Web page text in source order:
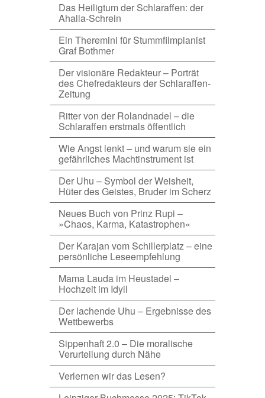
Das Heiligtum der Schlaraffen: der
Ahalla-Schrein
Ein Theremini für Stummfilmpianist
Graf Bothmer
Der visionäre Redakteur – Porträt
des Chefredakteurs der Schlaraffen-
Zeitung
Ritter von der Rolandnadel – die
Schlaraffen erstmals öffentlich
Wie Angst lenkt – und warum sie ein
gefährliches Machtinstrument ist
Der Uhu – Symbol der Weisheit,
Hüter des Geistes, Bruder im Scherz
Neues Buch von Prinz Rupi –
»Chaos, Karma, Katastrophen«
Der Karajan vom Schillerplatz – eine
persönliche Leseempfehlung
Mama Lauda im Heustadel –
Hochzeit im Idyll
Der lachende Uhu – Ergebnisse des
Wettbewerbs
Sippenhaft 2.0 – Die moralische
Verurteilung durch Nähe
Verlernen wir das Lesen?